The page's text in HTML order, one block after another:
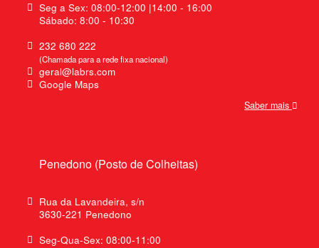
Seg a Sex: 08:00-12:00 |14:00 - 16:00
Sábado: 8:00 - 10:30
232 680 222
(Chamada para a rede fixa nacional)
geral@labrs.com
Google Maps
Saber mais
Penedono (Posto de Colheitas)
Rua da Lavandeira, s/n
3630-221 Penedono
Seg-Qua-Sex: 08:00-11:00